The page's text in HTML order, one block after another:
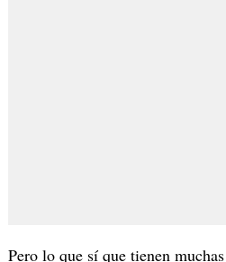
Pero lo que sí que tienen